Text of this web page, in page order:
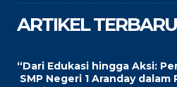
ARTIKEL TERBARU
“Dari Edukasi hingga Aksi:
SMP Negeri 1 Aranday